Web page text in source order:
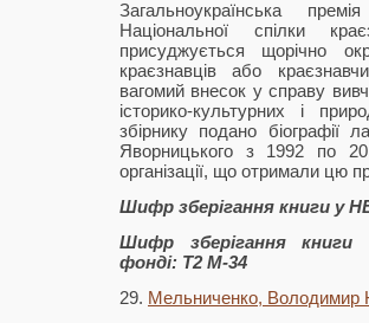
Загальноукраїнська
Національної спілки
присуджується щорічно
краєзнавців або
вагомий внесок у справу
історико-культурних і
збірнику подано біографії
Яворницького з 1992 по
організації, що отримали цю
Шифр зберігання книги у
Шифр зберігання книги
фонді: Т2 М-34
29. Мельниченко, Володимир